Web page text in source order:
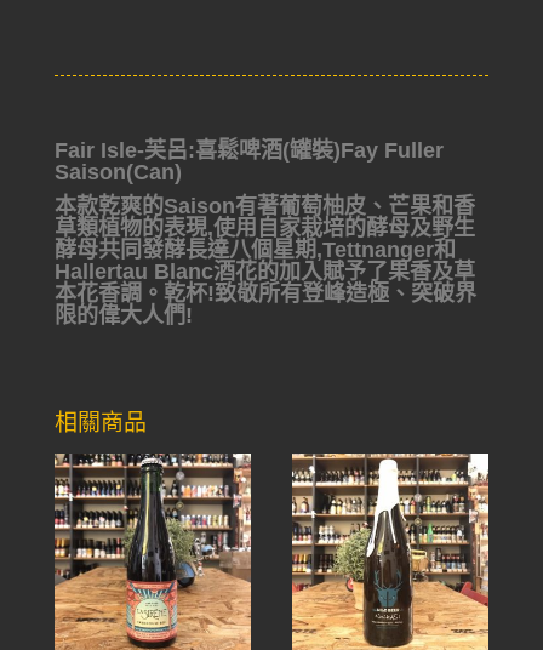
Fair Isle-芙呂:喜鬆啤酒(罐裝)Fay Fuller
Saison(Can)
本款乾爽的Saison有著葡萄柚皮、芒果和香
草類植物的表現,使用自家栽培的酵母及野生
酵母共同發酵長達八個星期,Tettnanger和
Hallertau Blanc酒花的加入賦予了果香及草
本花香調。乾杯!致敬所有登峰造極、突破界
限的偉大人們!
相關商品